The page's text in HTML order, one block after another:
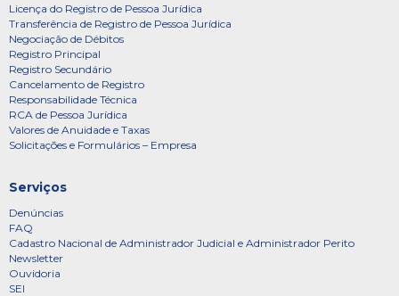
Licença do Registro de Pessoa Jurídica
Transferência de Registro de Pessoa Jurídica
Negociação de Débitos
Registro Principal
Registro Secundário
Cancelamento de Registro
Responsabilidade Técnica
RCA de Pessoa Jurídica
Valores de Anuidade e Taxas
Solicitações e Formulários – Empresa
Serviços
Denúncias
FAQ
Cadastro Nacional de Administrador Judicial e Administrador Perito
Newsletter
Ouvidoria
SEI